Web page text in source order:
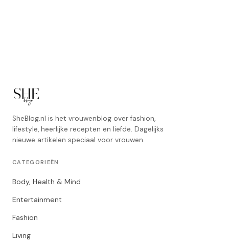
SheBlog.nl is het vrouwenblog over fashion,
lifestyle, heerlijke recepten en liefde. Dagelijks
nieuwe artikelen speciaal voor vrouwen.
CATEGORIEËN
Body, Health & Mind
Entertainment
Fashion
Living